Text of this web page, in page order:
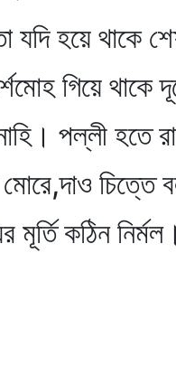
যদি হয়ে থাকে
গিয়ে থাকে
পল্লী হতে
চিত্তে
মূর্তি কঠিন নির্মল।